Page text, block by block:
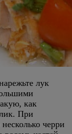
лук
как
При
черри